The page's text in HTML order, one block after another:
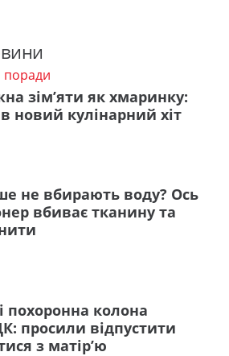
поради
зім’яти як хмаринку:
новий кулінарний хіт
не вбирають воду? Ось
вбиває тканину та
похоронна колона
просили відпустити
з матір’ю